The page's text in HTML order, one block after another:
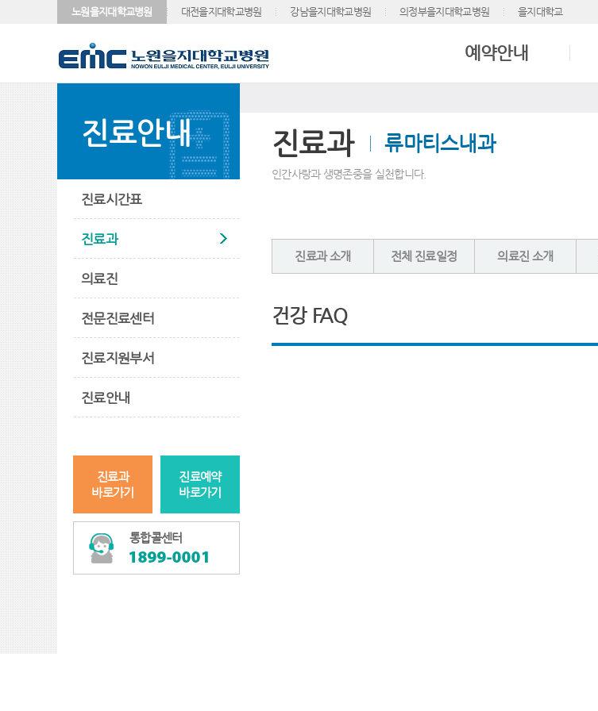
노원을지대학교병원 대전을지대학교병원 강남을지대학교병원 의정부을지대학교병원 을지대학교
예약안내
진료안내
진료시간표
진료과
의료진
전문진료센터
진료지원부서
진료안내
진료과
바로가기
진료예약
바로가기
통합콜센터
진료과 류마티스내과
인간사랑과 생명존중을 실천합니다.
진료과 소개 전체 진료일정 의료진 소개
건강 FAQ